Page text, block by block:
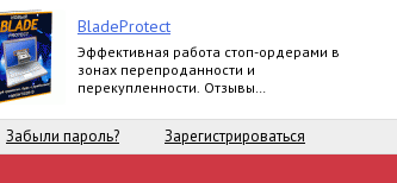
BladeProtect
Эффективная работа стоп-ордерами в
зонах перепроданности и
перекупленности. Отзывы
https://www.mql5.com/ru/market/product/8739#
Забыли пароль? Зарегистрироваться